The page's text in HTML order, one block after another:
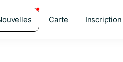
Carte Inscription